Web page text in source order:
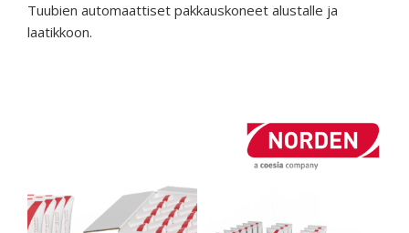
Tuubien automaattiset pakkauskoneet alustalle ja
laatikkoon.